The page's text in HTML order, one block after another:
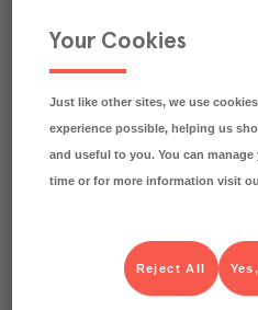
Your Cookies
Just like other sites, we use
experience possible, helping us
and useful to you. You can
time or for more information visit
Reject All